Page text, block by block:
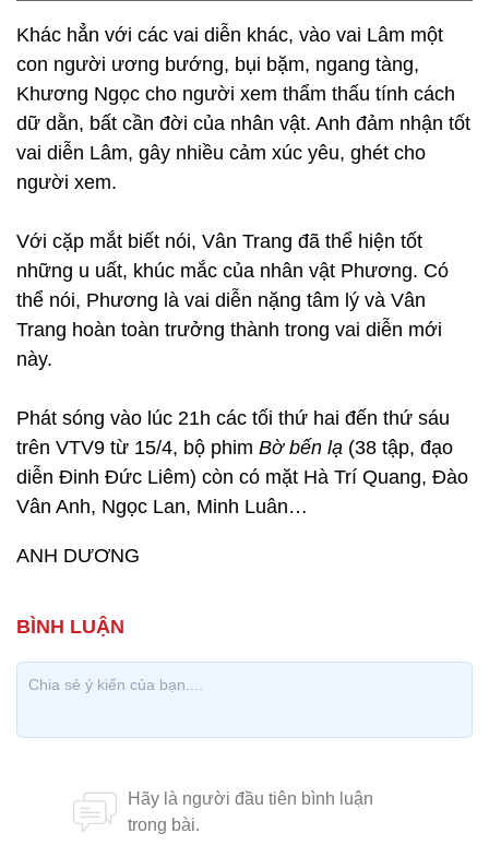
Khác hẳn với các vai diễn khác, vào vai Lâm một
con người ương bướng, bụi bặm, ngang tàng,
Khương Ngọc cho người xem thẩm thấu tính cách
dữ dằn, bất cần đời của nhân vật. Anh đảm nhận tốt
vai diễn Lâm, gây nhiều cảm xúc yêu, ghét cho
người xem.
Với cặp mắt biết nói, Vân Trang đã thể hiện tốt
những u uất, khúc mắc của nhân vật Phương. Có
thể nói, Phương là vai diễn nặng tâm lý và Vân
Trang hoàn toàn trưởng thành trong vai diễn mới
này.
Phát sóng vào lúc 21h các tối thứ hai đến thứ sáu
trên VTV9 từ 15/4, bộ phim Bờ bến lạ (38 tập, đạo
diễn Đinh Đức Liêm) còn có mặt Hà Trí Quang, Đào
Vân Anh, Ngọc Lan, Minh Luân…
ANH DƯƠNG